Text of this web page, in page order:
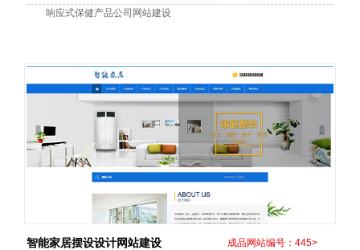
响应式保健产品公司网站建设
智能家居摆设设计网站建设 成品网站编号：445>